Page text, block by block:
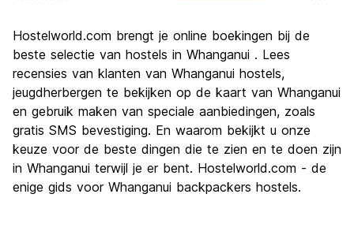
Cultuur
Uitgaan
Waarde voor uw geld
9.0
Hostelworld.com brengt je online boekingen bij de
beste selectie van hostels in Whanganui . Lees
recensies van klanten van Whanganui hostels,
jeugdherbergen te bekijken op de kaart van Whanganui
en gebruik maken van speciale aanbiedingen, zoals
gratis SMS bevestiging. En waarom bekijkt u onze
keuze voor de beste dingen die te zien en te doen zijn
in Whanganui terwijl je er bent. Hostelworld.com - de
enige gids voor Whanganui backpackers hostels.